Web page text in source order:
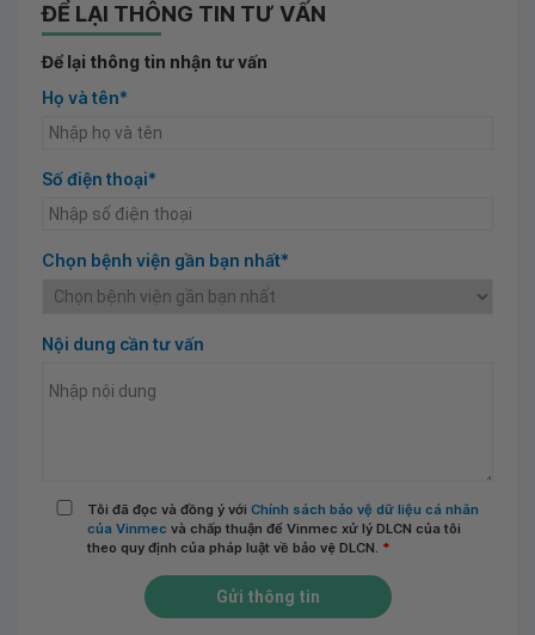
ĐỂ LẠI THÔNG TIN TƯ VẤN
Để lại thông tin nhận tư vấn
Họ và tên*
Số điện thoại*
Chọn bệnh viện gần bạn nhất*
Nội dung cần tư vấn
Tôi đã đọc và đồng ý với Chính sách bảo vệ dữ liệu cá nhân
của Vinmec và chấp thuận để Vinmec xử lý DLCN của tôi
theo quy định của pháp luật về bảo vệ DLCN. *
Gửi thông tin